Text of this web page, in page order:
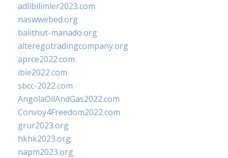
adlibilimler2023.com
naswwebed.org
balithut-manado.org
alteregotradingcompany.org
aprce2022.com
ibie2022.com
sbcc-2022.com
AngolaOilAndGas2022.com
Convoy4Freedom2022.com
grur2023.org
hkhk2023.org
napm2023.org